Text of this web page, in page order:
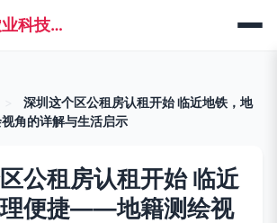
武汉嘟嘟鲜果农业科技有限公司
深圳这个区公租房认租开始 临近地铁，地
角的详解与生活启示
公租房认租开始 临近
便捷——地籍测绘视